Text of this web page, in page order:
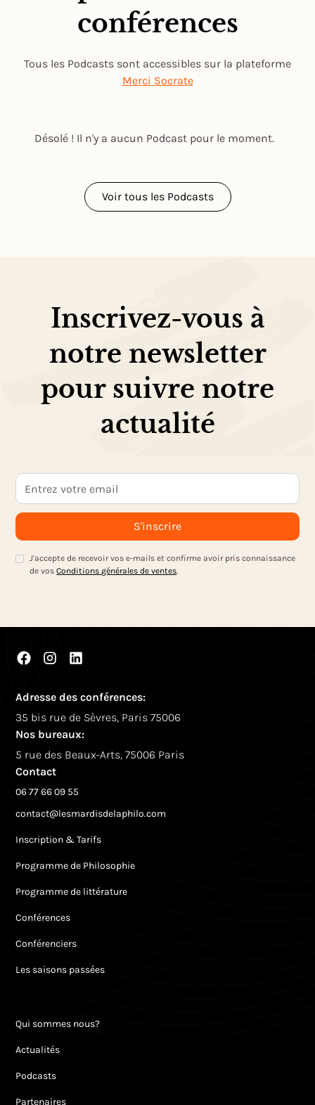
conférences
Tous les Podcasts sont accessibles sur la plateforme
Merci Socrate
Désolé ! Il n'y a aucun Podcast pour le moment.
Voir tous les Podcasts
Inscrivez-vous à
notre newsletter
pour suivre notre
actualité
J'accepte de recevoir vos e-mails et confirme avoir pris connaissance
de vosConditions générales de ventes.
Adresse des conférences:
35 bis rue de Sèvres, Paris 75006
Nos bureaux:
5 rue des Beaux-Arts, 75006 Paris
Contact
06 77 66 09 55
contact@lesmardisdelaphilo.com
Inscription & Tarifs
Programme de Philosophie
Programme de littérature
Conférences
Conférenciers
Les saisons passées
Qui sommes nous?
Actualités
Podcasts
Partenaires